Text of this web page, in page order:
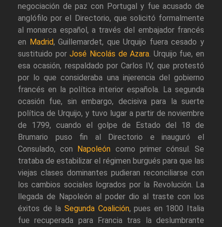
negociación de paz con Portugal y fue acusado de
anglófilo por el Directorio, que solicitó formalmente
al monarca español, a través del embajador francés
en Madrid, Guillemardet, que Urquijo fuera cesado y
sustituido porJosé Nicolás de Azara. Urquijo fue, en
esa ocasión, respaldado por Carlos IV, que protestó
por lo que consideraba una injerencia del gobierno
francés en la política interior española. La segunda
ocasión fue, sin embargo, decisiva para la suerte
política de Urquijo, y tuvo lugar a partir de noviembre
de 1799, cuando el golpe de Estado del 18 de
Brumario puso fin al Directorio e inauguró el
Consulado, con
Napoleón como primer cónsul. Se
trataba de estabilizar el régimen burgués para que las
viejas clases dominantes pudieran reconciliarse con
los cambios sociales logrados por la Revolución. La
llegada de Napoleón al poder dio al traste con los
éxitos de la Segunda Coalición, pues en 1800 Italia
fue recuperada para Francia tras la deslumbrante